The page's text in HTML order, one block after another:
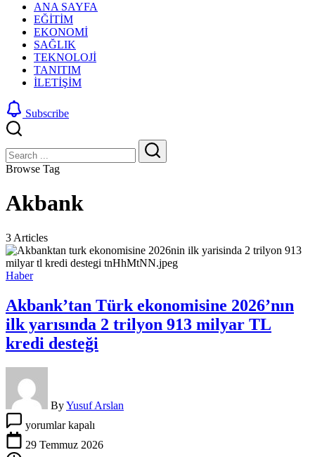
ANA SAYFA
EĞİTİM
EKONOMİ
SAĞLIK
TEKNOLOJİ
TANITIM
İLETİŞİM
Subscribe
Search
Search
Browse Tag
Akbank
3 Articles
Haber
Akbank’tan Türk ekonomisine 2026’nın
ilk yarısında 2 trilyon 913 milyar TL
kredi desteği
ByYusuf Arslan
Türk
ekonomisine
yorumlar kapalı
29 Temmuz 2026